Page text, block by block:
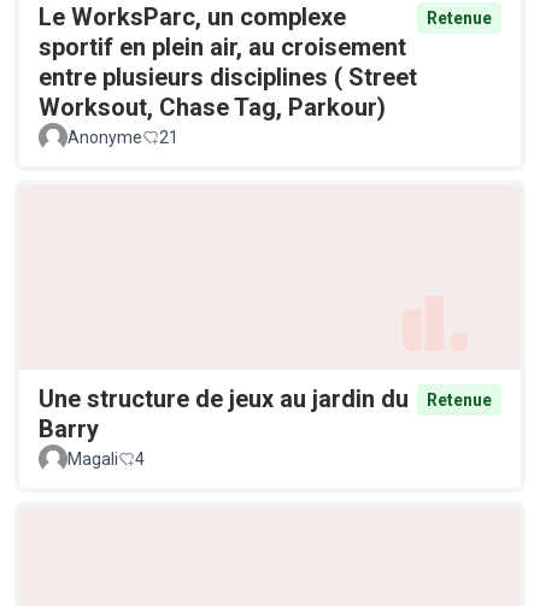
Le WorksParc, un complexe
sportif en plein air, au croisement
entre plusieurs disciplines ( Street
Worksout, Chase Tag, Parkour)
Retenue
Anonyme 21
Une structure de jeux au jardin du
Barry
Retenue
Magali 4